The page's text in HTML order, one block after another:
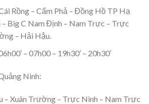
Rồng – Cẩm Phả – Đồng Hồ TP Hạ
– Big C Nam Định – Nam Trực – Trực
– Hải Hậu.
– 07h00 – 19h30′ – 20h30′
Ninh:
– Xuân Trường – Trực Ninh – Nam Trực